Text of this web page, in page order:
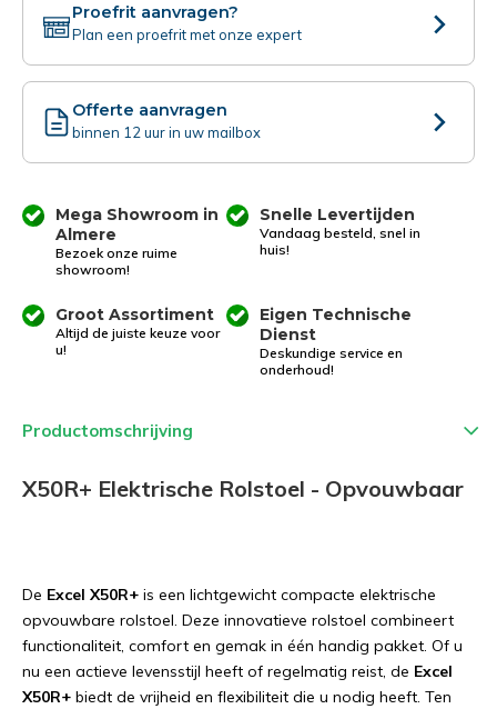
Proefrit aanvragen?
Plan een proefrit met onze expert
Offerte aanvragen
binnen 12 uur in uw mailbox
Mega Showroom in
Almere
Bezoek onze ruime
showroom!
Snelle Levertijden
Vandaag besteld, snel in
huis!
Groot Assortiment
Altijd de juiste keuze voor
u!
Eigen Technische
Dienst
Deskundige service en
onderhoud!
Productomschrijving
X50R+ Elektrische Rolstoel - Opvouwbaar
De Excel X50R+ is een lichtgewicht compacte elektrische
opvouwbare rolstoel. Deze innovatieve rolstoel combineert
functionaliteit, comfort en gemak in één handig pakket. Of u
nu een actieve levensstijl heeft of regelmatig reist, de Excel
X50R+ biedt de vrijheid en flexibiliteit die u nodig heeft. Ten